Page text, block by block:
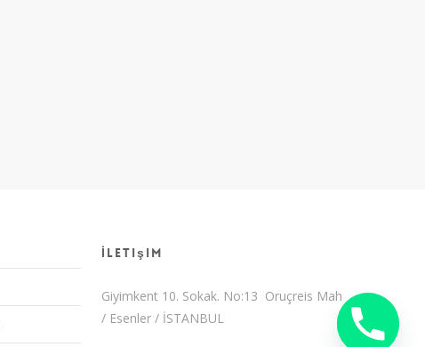
İletişim
Giyimkent 10. Sokak. No:13 Oruçreis Mah
/ Esenler / İSTANBUL